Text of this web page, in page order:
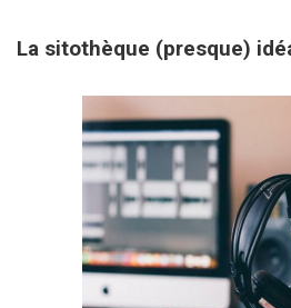
La sitothèque (presque)